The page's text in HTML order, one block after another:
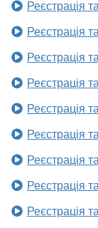
Реєстрація
Реєстрація
Реєстрація
Реєстрація
Реєстрація
Реєстрація
Реєстрація
Реєстрація
Реєстрація